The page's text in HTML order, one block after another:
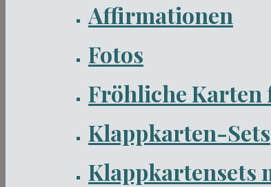
Affirmationen
Fotos
Fröhliche Karten
Klappkarten-Sets
Klappkartensets